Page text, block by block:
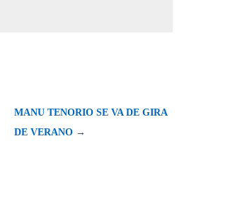
MANU TENORIO SE VA DE GIRA
DE VERANO →